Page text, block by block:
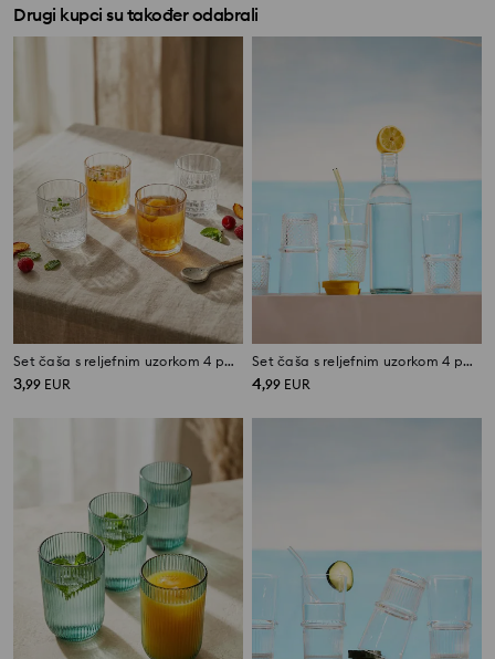
Drugi kupci su također odabrali
Set čaša s reljefnim uzorkom 4 pack
3,99 EUR
Set čaša s reljefnim uzorkom 4 pack
4,99 EUR